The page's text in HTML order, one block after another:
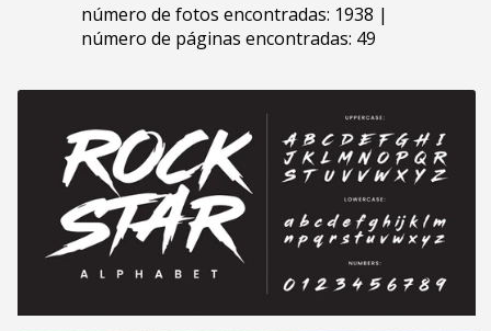
número de fotos encontradas: 1938 |
número de páginas encontradas: 49